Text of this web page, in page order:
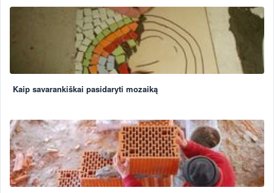
Kaip savarankiškai pasidaryti mozaiką